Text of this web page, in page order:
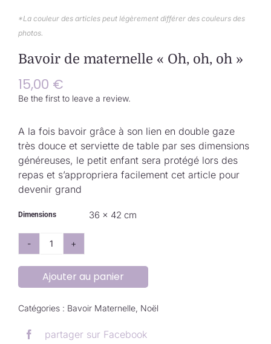
*La couleur des articles peut légèrement différer des couleurs des
photos.
Bavoir de maternelle « Oh, oh, oh »
15,00 €
Be the first to leave a review.
A la fois bavoir grâce à son lien en double gaze
très douce et serviette de table par ses dimensions
généreuses, le petit enfant sera protégé lors des
repas et s’appropriera facilement cet article pour
devenir grand
Dimensions 36 × 42 cm
quantité
de
Bavoir
maternelle
oh,
Ajouter au panier
Catégories : Bavoir Maternelle, Noël
partager sur Facebook